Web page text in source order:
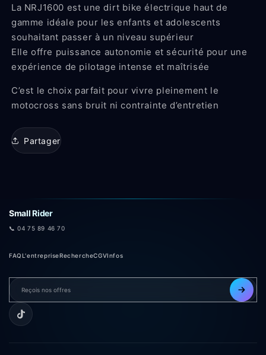
La NRJ1600 est une dirt bike électrique haut de
gamme idéale pour les enfants et adolescents
souhaitant passer à un niveau supérieur
Elle offre puissance autonomie et sécurité pour une
expérience de pilotage intense et maîtrisée
C’est le choix parfait pour vivre pleinement le
motocross sans bruit ni contrainte d’entretien
Partager
Small Rider
📞 04 75 89 46 70
FAQL'entrepriseRechercheCGVInfos